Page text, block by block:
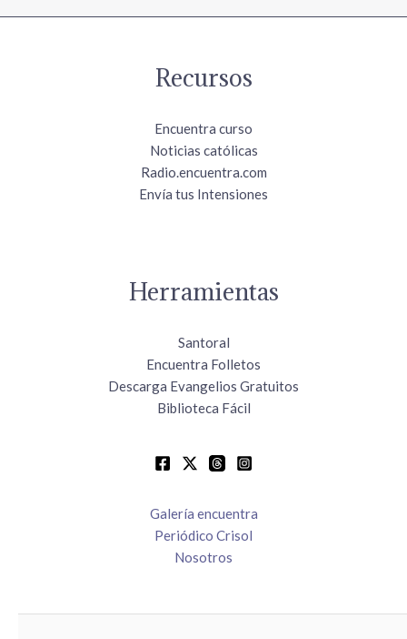
Recursos
Encuentra curso
Noticias católicas
Radio.encuentra.com
Envía tus Intensiones
Herramientas
Santoral
Encuentra Folletos
Descarga Evangelios Gratuitos
Biblioteca Fácil
Galería encuentra
Periódico Crisol
Nosotros